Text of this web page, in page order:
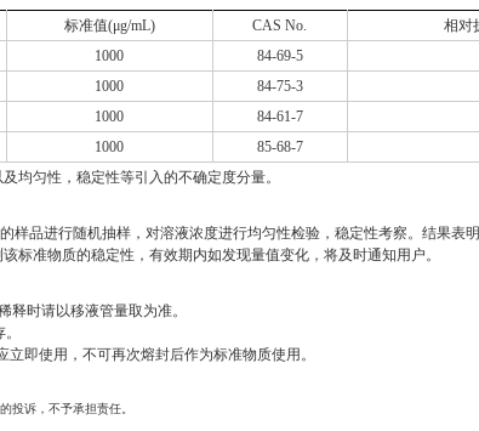
标准值(μg/mL) CAS No. 相对
1000 84-69-5
1000 84-75-3
1000 84-61-7
1000 85-68-7
均匀性，稳定性等引入的不确定度分量。
样品进行随机抽样，对溶液浓度进行均匀性检验，稳定性考察。结果表
标准物质的稳定性，有效期内如发现量值变化，将及时通知用户。
释时请以移液管量取为准。
使用，不可再次熔封后作为标准物质使用。
投诉，不予承担责任。